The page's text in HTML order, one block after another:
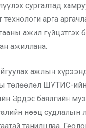
сургалтад
арга
ажил гүйцэтгэх
ажиллана.
ажлын
төлөөлөл ШУТИС-ийн
Эрдэс баялгийн
нөөц судлалын
танилцлаа.